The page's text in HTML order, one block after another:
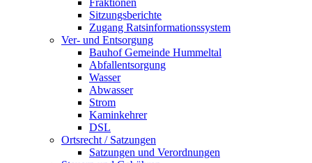
Fraktionen
Sitzungsberichte
Zugang Ratsinformationssystem
Ver- und Entsorgung
Bauhof Gemeinde Hummeltal
Abfallentsorgung
Wasser
Abwasser
Strom
Kaminkehrer
DSL
Ortsrecht / Satzungen
Satzungen und Verordnungen